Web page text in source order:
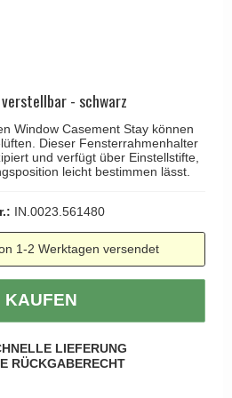
- schwarz
Window Casement Stay können
Dieser Fensterrahmenhalter
und verfügt über Einstellstifte,
leicht bestimmen lässt.
IN.0023.561480
1-2 Werktagen versendet
KAUFEN
LIEFERUNG
RÜCKGABERECHT